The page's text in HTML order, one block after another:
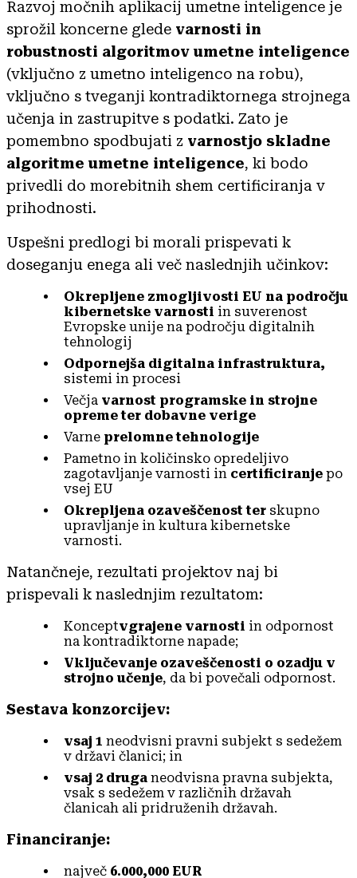
Razvoj močnih aplikacij umetne inteligence je
sprožil koncerne glede varnosti in
robustnosti algoritmov umetne inteligence
(vključno z umetno inteligenco na robu),
vključno s tveganji kontradiktornega strojnega
učenja in zastrupitve s podatki. Zato je
pomembno spodbujati z varnostjo skladne
algoritme umetne inteligence, ki bodo
privedli do morebitnih shem certificiranja v
prihodnosti.
Uspešni predlogi bi morali prispevati k
doseganju enega ali več naslednjih učinkov:
Okrepljene zmogljivosti EU na področju
kibernetske varnosti in suverenost
Evropske unije na področju digitalnih
tehnologij
Odpornejša digitalna infrastruktura,
sistemi in procesi
Večja varnost programske in strojne
opreme ter dobavne verige
Varne prelomne tehnologije
Pametno in količinsko opredeljivo
zagotavljanje varnosti in certificiranje po
vsej EU
Okrepljena ozaveščenost ter skupno
upravljanje in kultura kibernetske
varnosti.
Natančneje, rezultati projektov naj bi
prispevali k naslednjim rezultatom:
Konceptvgrajene varnosti in odpornost
na kontradiktorne napade;
Vključevanje ozaveščenosti o ozadju v
strojno učenje, da bi povečali odpornost.
Sestava konzorcijev:
vsaj 1 neodvisni pravni subjekt s sedežem
v državi članici; in
vsaj 2 druga neodvisna pravna subjekta,
vsak s sedežem v različnih državah
članicah ali pridruženih državah.
Financiranje:
največ 6.000,000 EUR